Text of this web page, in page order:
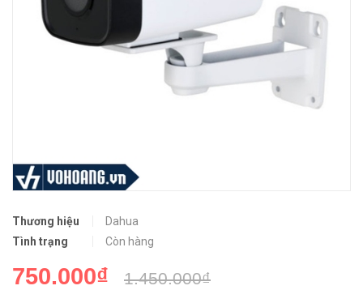
Thương hiệu
Dahua
Tình trạng
Còn hàng
750.000₫ 1.450.000₫